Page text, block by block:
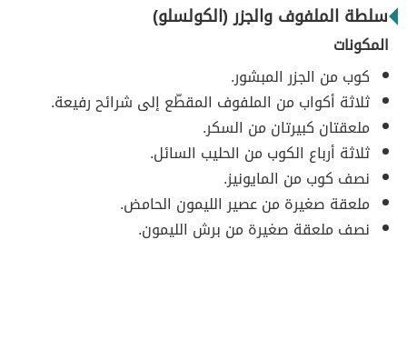
سلطة الملفوف والجزر (الكولسلو)
المكونات
كوب من الجزر المبشور.
ثلاثة أكواب من الملفوف المقطّع إلى شرائح رفيعة.
ملعقتان كبيرتان من السكر.
ثلاثة أرباع الكوب من الحليب السائل.
نصف كوب من المايونيز.
ملعقة صغيرة من عصير الليمون الحامض.
نصف ملعقة صغيرة من برش الليمون.